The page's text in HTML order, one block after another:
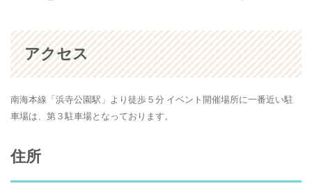
アクセス
南海本線「浜寺公園駅」より徒歩５分 イベント開催場所に一番近い駐
車場は、第３駐車場となっております。
住所